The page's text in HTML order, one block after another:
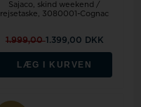
Sajaco, skind weekend /
rejsetaske, 3080001-Cognac
1.999,001.399,00 DKK
LÆG I KURVEN